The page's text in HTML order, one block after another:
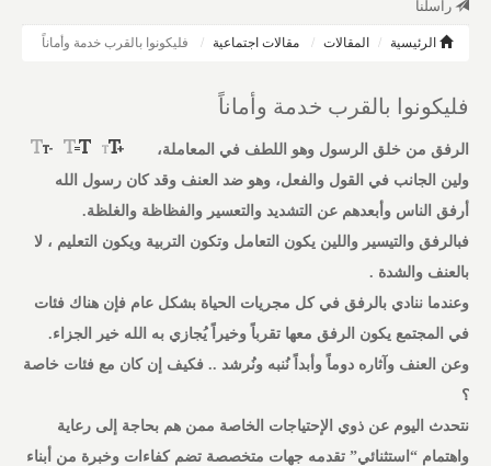
راسلنا
الرئيسية المقالات مقالات اجتماعية فليكونوا بالقرب خدمة وأماناً
فليكونوا بالقرب خدمة وأماناً
الرفق من خلق الرسول وهو اللطف في المعاملة،
ولين الجانب في القول والفعل، وهو ضد العنف وقد كان رسول الله
أرفق الناس وأبعدهم عن التشديد والتعسير والفظاظة والغلظة.
فبالرفق والتيسير واللين يكون التعامل وتكون التربية ويكون التعليم ، لا
بالعنف والشدة .
وعندما ننادي بالرفق في كل مجريات الحياة بشكل عام فإن هناك فئات
في المجتمع يكون الرفق معها تقرباً وخيراً يُجازي به الله خير الجزاء.
وعن العنف وآثاره دوماً وأبداً نُنبه ونُرشد .. فكيف إن كان مع فئات خاصة
؟
نتحدث اليوم عن ذوي الإحتياجات الخاصة ممن هم بحاجة إلى رعاية
واهتمام “استثنائي” تقدمه جهات متخصصة تضم كفاءات وخبرة من أبناء